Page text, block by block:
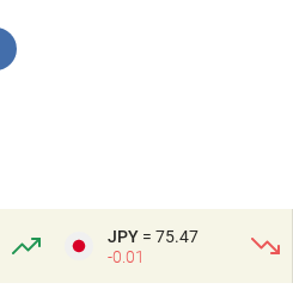
JPY = 75.47
-0.01